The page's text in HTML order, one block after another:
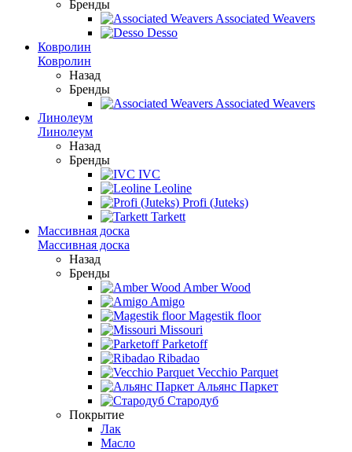
Бренды
Associated Weavers
Desso
Ковролин
Ковролин
Назад
Бренды
Associated Weavers
Линолеум
Линолеум
Назад
Бренды
IVC
Leoline
Profi (Juteks)
Tarkett
Массивная доска
Массивная доска
Назад
Бренды
Amber Wood
Amigo
Magestik floor
Missouri
Parketoff
Ribadao
Vecchio Parquet
Альянс Паркет
Стародуб
Покрытие
Лак
Масло